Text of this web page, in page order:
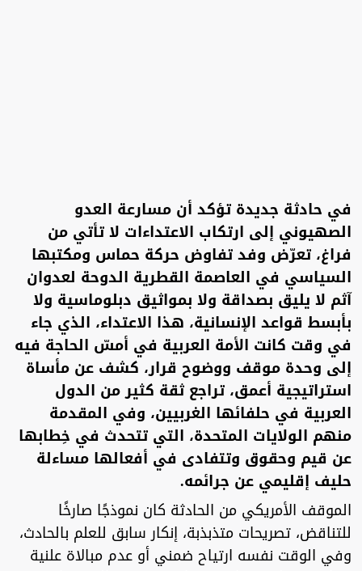
في حادثة جديدة تؤكد أن مسارعة العدو
الصهيوني إلى ارتكاب الاعتداءات لا تأتي من
فراغ، تعرّض وفد تفاوض حركة حماس ومكتبها
السياسي في العاصمة القطرية الدوحة لعدوان
آثم لا يليق بصداقة ولا بمواثيق دبلوماسية ولا
بأبسط قواعد الإنسانية، هذا الاعتداء، الذي جاء
في وقت كانت الأمة العربية في أمسّ الحاجة فيه
إلى وحدة موقف ووضوح قرار، كشف عن مأساة
استراتيجية أعمق، تراجع ثقة كثير من الدول
العربية في حلفائها الغربيين، وفي المقدمة
منهم الولايات المتحدة، التي تتحدث في خِطابها
عن قيم وحقوق وتتفادى في أفعالها مساءلة
حليف إقليمي عن جرائمه.
الموقف الأمريكي من الحادثة كان نموذجًا صارخًا
للتناقض، تصريحات متذبذبة، إنكار سابق للعلم بالحادث،
وفي الوقت نفسه ارتياح ضمني أو عدم مبالاة علنية